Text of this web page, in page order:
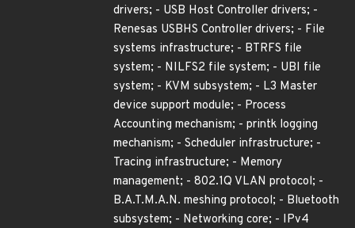
drivers; - USB Host Controller drivers; -
Renesas USBHS Controller drivers; - File
systems infrastructure; - BTRFS file
system; - NILFS2 file system; - UBI file
system; - KVM subsystem; - L3 Master
device support module; - Process
Accounting mechanism; - printk logging
mechanism; - Scheduler infrastructure; -
Tracing infrastructure; - Memory
management; - 802.1Q VLAN protocol; -
B.A.T.M.A.N. meshing protocol; - Bluetooth
subsystem; - Networking core; - IPv4